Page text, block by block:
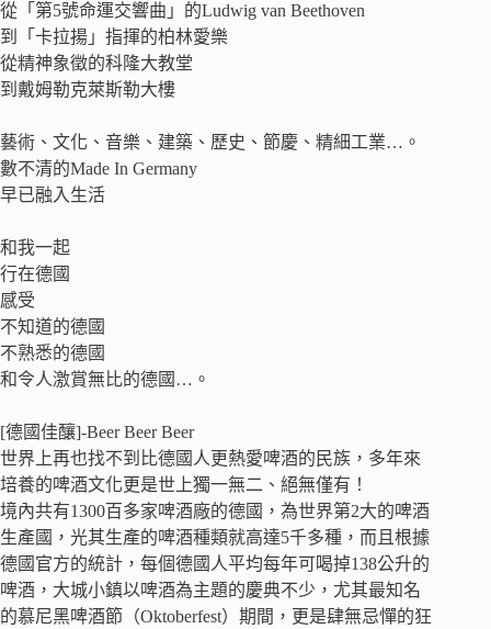
從「第5號命運交響曲」的Ludwig van Beethoven
到「卡拉揚」指揮的柏林愛樂
從精神象徵的科隆大教堂
到戴姆勒克萊斯勒大樓
藝術、文化、音樂、建築、歷史、節慶、精細工業…。
數不清的Made In Germany
早已融入生活
和我一起
行在德國
感受
不知道的德國
不熟悉的德國
和令人激賞無比的德國…。
[德國佳釀]-Beer Beer Beer
世界上再也找不到比德國人更熱愛啤酒的民族，多年來
培養的啤酒文化更是世上獨一無二、絕無僅有！
境內共有1300百多家啤酒廠的德國，為世界第2大的啤酒
生產國，光其生產的啤酒種類就高達5千多種，而且根據
德國官方的統計，每個德國人平均每年可喝掉138公升的
啤酒，大城小鎮以啤酒為主題的慶典不少，尤其最知名
的慕尼黑啤酒節（Oktoberfest）期間，更是肆無忌憚的狂